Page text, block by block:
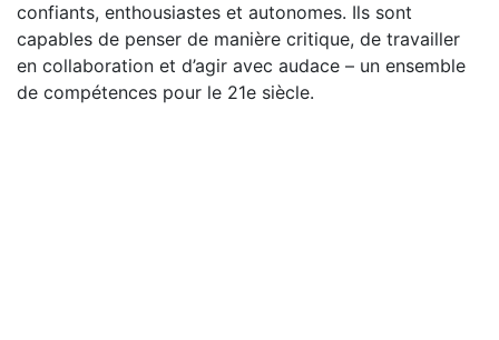
confiants, enthousiastes et autonomes. Ils sont
capables de penser de manière critique, de travailler
en collaboration et d’agir avec audace – un ensemble
de compétences pour le 21e siècle.